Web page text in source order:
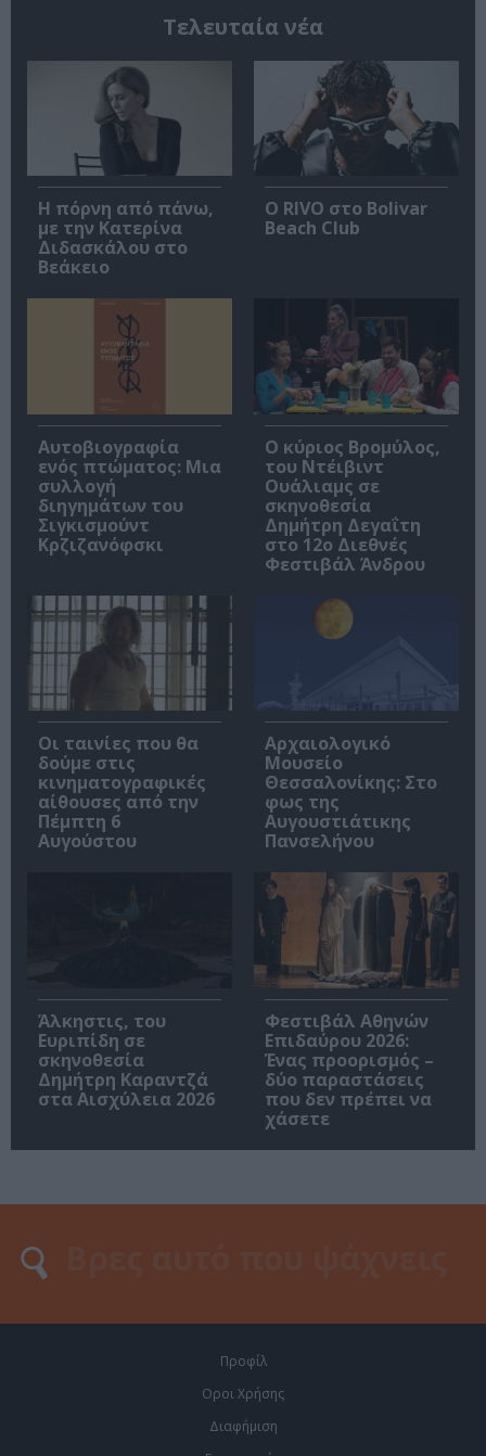
Τελευταία νέα
Η πόρνη από πάνω,
με την Κατερίνα
Διδασκάλου στο
Βεάκειο
Ο RIVO στο Bolivar
Beach Club
Αυτοβιογραφία
ενός πτώματος: Μια
συλλογή
διηγημάτων του
Σιγκισμούντ
Κρζιζανόφσκι
O κύριος Βρομύλος,
του Ντέιβιντ
Ουάλιαμς σε
σκηνοθεσία
Δημήτρη Δεγαΐτη
στο 12ο Διεθνές
Φεστιβάλ Άνδρου
Οι ταινίες που θα
δούμε στις
κινηματογραφικές
αίθουσες από την
Πέμπτη 6
Αυγούστου
Αρχαιολογικό
Μουσείο
Θεσσαλονίκης: Στο
φως της
Αυγουστιάτικης
Πανσελήνου
Άλκηστις, του
Ευριπίδη σε
σκηνοθεσία
Δημήτρη Καραντζά
στα Αισχύλεια 2026
Φεστιβάλ Αθηνών
Επιδαύρου 2026:
Ένας προορισμός –
δύο παραστάσεις
που δεν πρέπει να
χάσετε
Προφίλ
Οροι Χρήσης
Διαφήμιση